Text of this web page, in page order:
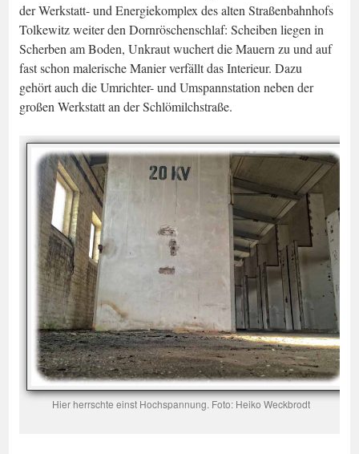
der Werkstatt- und Energiekomplex des alten Straßenbahnhofs
Tolkewitz weiter den Dornröschenschlaf: Scheiben liegen in
Scherben am Boden, Unkraut wuchert die Mauern zu und auf
fast schon malerische Manier verfällt das Interieur. Dazu
gehört auch die Umrichter- und Umspannstation neben der
großen Werkstatt an der Schlömilchstraße.
Hier herrschte einst Hochspannung. Foto: Heiko Weckbrodt